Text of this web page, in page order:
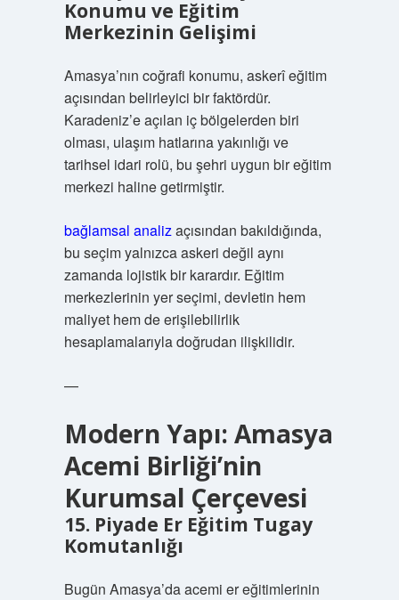
Konumu ve Eğitim
Merkezinin Gelişimi
Amasya’nın coğrafi konumu, askerî eğitim
açısından belirleyici bir faktördür.
Karadeniz’e açılan iç bölgelerden biri
olması, ulaşım hatlarına yakınlığı ve
tarihsel idari rolü, bu şehri uygun bir eğitim
merkezi haline getirmiştir.
bağlamsal analizaçısından bakıldığında,
bu seçim yalnızca askeri değil aynı
zamanda lojistik bir karardır. Eğitim
merkezlerinin yer seçimi, devletin hem
maliyet hem de erişilebilirlik
hesaplamalarıyla doğrudan ilişkilidir.
—
Modern Yapı: Amasya
Acemi Birliği’nin
Kurumsal Çerçevesi
15. Piyade Er Eğitim Tugay
Komutanlığı
Bugün Amasya’da acemi er eğitimlerinin